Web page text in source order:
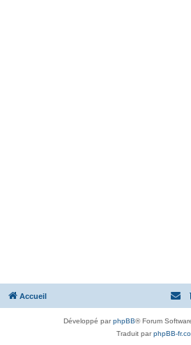
Accueil
Développé parphpBB® Forum
Traduit parphpBB-